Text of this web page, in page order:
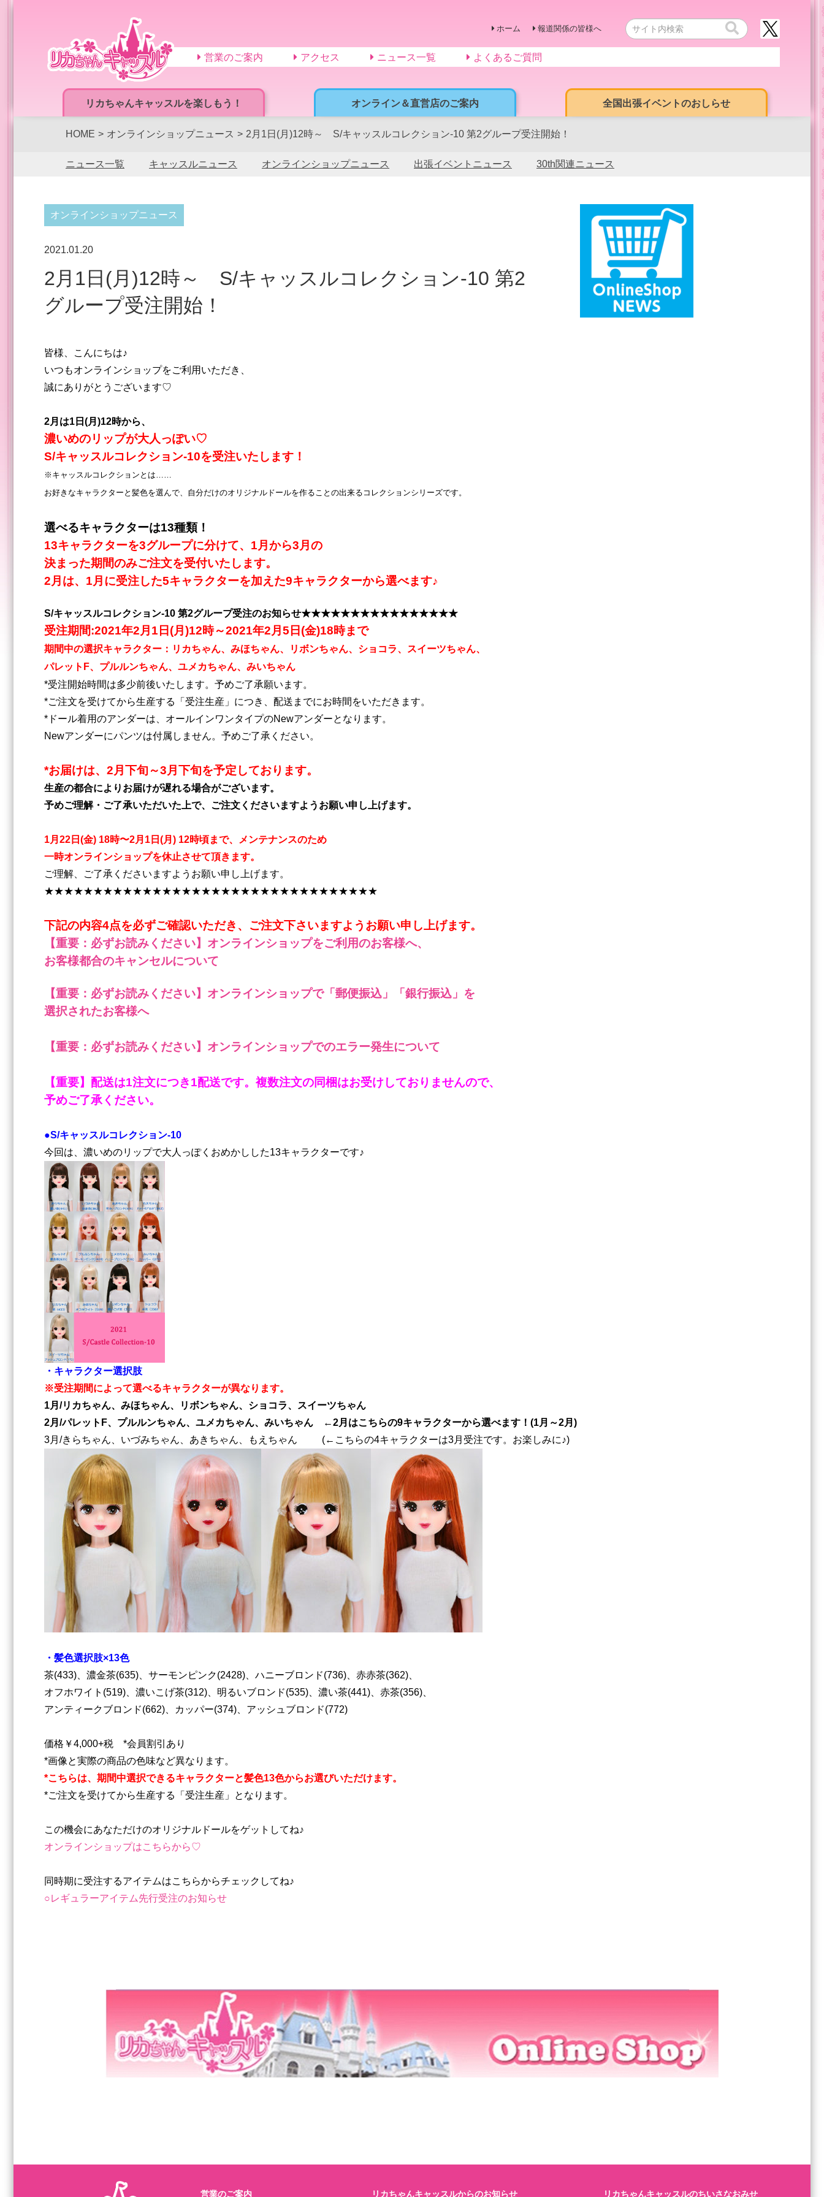
リカちゃんキャッスルを楽しもう！ オンライン＆直営店のご案内 全国出張イベントのおしらせ
ホーム 報道関係の皆様へ
営業のご案内 アクセス ニュース一覧 よくあるご質問
HOME オンラインショップニュース 2月1日(月)12時～ S/キャッスルコレクション-10 第2グループ受注開始！
ニュース一覧 キャッスルニュース オンラインショップニュース 出張イベントニュース 30th関連ニュース
オンラインショップニュース
2021.01.20
2月1日(月)12時～ S/キャッスルコレクション-10 第2
グループ受注開始！
皆様、こんにちは♪
いつもオンラインショップをご利用いただき、
誠にありがとうございます♡
2月は1日(月)12時から、
濃いめのリップが大人 っぽい♡
S/キャッスルコレクション-10を受注いたします！
※キャッスルコレクションとは……
お好きなキャラクターと髪色を選んで、 自分だけのオリジナルドールを作ることの出来るコレクションシリーズです。
選べるキャラクターは13種類！
13キャラクターを3グループに分けて、1月から3月の
決まった期間のみご注文を受付いたします。
2月は、1月に受注した5キャラクターを加えた9キャラクターから選べます♪
S/キャッスルコレクション-10 第2グループ受注のお知らせ★★★★★★★★★★★★★★★★
受注期間:2021年2月1日(月)12時～2021年2月5日(金)18時まで
期間中の選択キャラクター：リカちゃん、みほちゃん、リボンちゃん、ショコラ、スイーツちゃん、
パレットF、プルルンちゃん、ユメカちゃん、みいちゃん
*受注開始時間は多少前後いた します。予めご了承願います。
*ご注文を受けてから生産する「受注生産」につき、配送までにお時間をいただきます。
*ドール着用のアンダーは、オールインワンタイプのNewアンダーとなります。
Newアンダーにパンツは付属しません。予めご了承ください。
*お届けは、2月下旬～3月下旬を予定しております。
生産の都合によりお届けが遅れる場合がございます。
予めご理解・ご了承いただいた上で、ご注文くださいますようお願い申し上げます。
1月22日(金) 18時〜2月1日(月) 12時頃まで、メンテナンスのため
一時オンラインショップを休止させて頂きます。
ご理解、ご了承くださいますようお願い申し上げます。
★★★★★★★★★★★★★★★★★★★★★★★★★★★★★★★★★★
下記の内容4点を必ずご確認いただき、ご注文下さいますようお願い申し上げます。
【重要：必ずお読みください】オンラインショップをご利用のお客様へ、
お客様都合のキャンセルについて
【重要：必ずお読みください】オンラインショップで「郵便振込」「銀行振込」を
選択されたお客様へ
【重要：必ずお読みください】オンラインショップでのエラー発生について
【重要】配送は1注文につき1配送です。複数注文の同梱はお受けしておりませんので、
予めご了承ください。
●S/キャッスルコレクション-10
今回は、濃いめのリップで大人っぽくおめかしした13キャラクターです♪
・キャラクター選択肢
※受注期間によって選べるキャラクターが異なります。
1月/リカちゃん、みほちゃん、リボンちゃん、ショコラ、スイーツちゃん
2月/パレットF、プルルンちゃん、ユメカちゃん、みいちゃん ←2月はこちらの9キャラクターから選べます！(1月～2月)
3月/きらちゃん、いづみちゃん、あきちゃん、もえちゃん (←こちらの4キャラクターは3月受注です。お楽しみに♪)
・髪色選択肢×13色
茶(433)、濃金茶(635)、サーモンピンク(2428)、ハニーブロンド(736)、赤赤茶(362)、
オフホワイト(519)、濃いこげ茶(312)、明るいブロンド(535)、濃い茶(441)、赤茶(356)、
アンティークブロンド(662)、カッパー(374)、アッシュブロンド(772)
価格￥4,000+税 *会員割引あり
*画像と実際の商品の色味など異なります。
*こちらは、期間中選択できるキャラクターと髪色13色からお選びいただけます。
*ご注文を受けてから生産する「受注生産」となります。
この機会にあなただけのオリジナルドールをゲットしてね♪
オンラインショップはこちらから♡
同時期に受注するアイテムはこちらからチェックしてね♪
○レギュラーアイテム先行受注のお知らせ
営業のご案内 リカちゃんキャッスルからのお知らせ リカちゃんキャッスルのちいさなおみせ